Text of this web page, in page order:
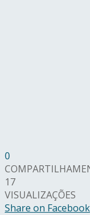
0
17
VISUALIZAÇÕES
Share on Facebook